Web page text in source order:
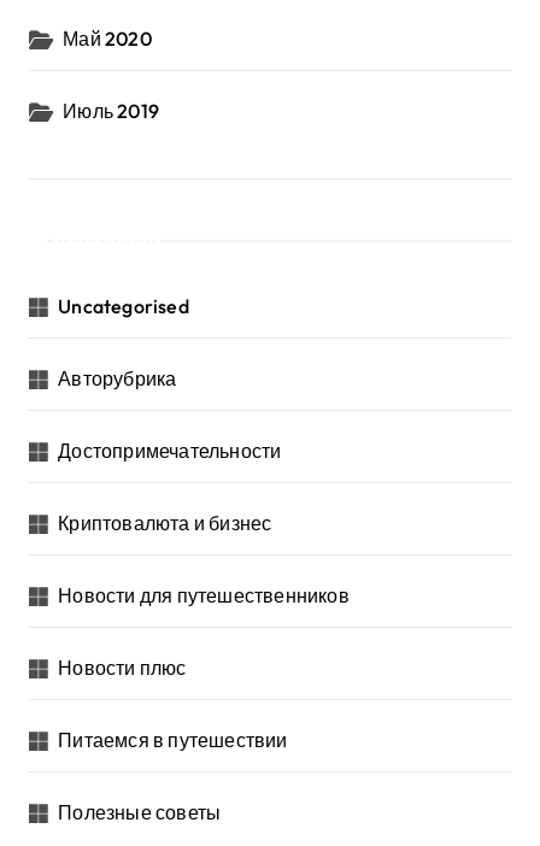
Май 2020
Июль 2019
Uncategorised
Авторубрика
Достопримечательности
Криптовалюта и бизнес
Новости для путешественников
Новости плюс
Питаемся в путешествии
Полезные советы